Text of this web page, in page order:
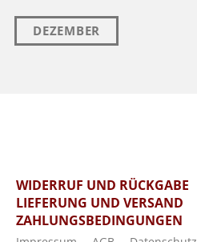
DEZEMBER
WIDERRUF UND RÜCKGABE
LIEFERUNG UND VERSAND
ZAHLUNGSBEDINGUNGEN